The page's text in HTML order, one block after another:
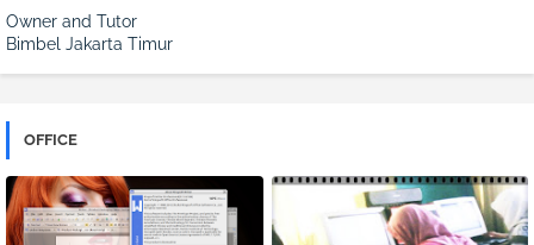
Owner and Tutor
Bimbel Jakarta Timur
OFFICE